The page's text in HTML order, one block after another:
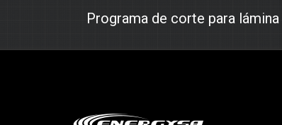
Programa de corte para